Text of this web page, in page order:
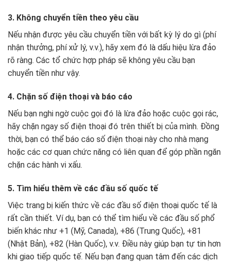
3. Không chuyển tiền theo yêu cầu
Nếu nhận được yêu cầu chuyển tiền với bất kỳ lý do gì (phí
nhận thưởng, phí xử lý, v.v.), hãy xem đó là dấu hiệu lừa đảo
rõ ràng. Các tổ chức hợp pháp sẽ không yêu cầu bạn
chuyển tiền như vậy.
4. Chặn số điện thoại và báo cáo
Nếu bạn nghi ngờ cuộc gọi đó là lừa đảo hoặc cuộc gọi rác,
hãy chặn ngay số điện thoại đó trên thiết bị của mình. Đồng
thời, bạn có thể báo cáo số điện thoại này cho nhà mạng
hoặc các cơ quan chức năng có liên quan để góp phần ngăn
chặn các hành vi xấu.
5. Tìm hiểu thêm về các đầu số quốc tế
Việc trang bị kiến thức về các đầu số điện thoại quốc tế là
rất cần thiết. Ví dụ, bạn có thể tìm hiểu về các đầu số phổ
biến khác như +1 (Mỹ, Canada), +86 (Trung Quốc), +81
(Nhật Bản), +82 (Hàn Quốc), v.v. Điều này giúp bạn tự tin hơn
khi giao tiếp quốc tế. Nếu bạn đang quan tâm đến các dịch